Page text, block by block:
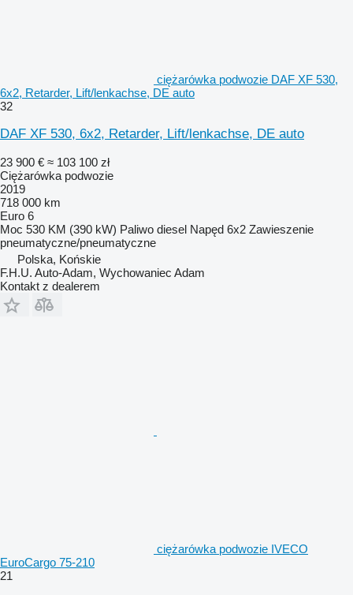
ciężarówka podwozie DAF XF 530,
6x2, Retarder, Lift/lenkachse, DE auto
32
DAF XF 530, 6x2, Retarder, Lift/lenkachse, DE auto
23 900 € ≈ 103 100 zł
Ciężarówka podwozie
2019
718 000 km
Euro 6
Moc 530 KM (390 kW) Paliwo diesel Napęd 6x2 Zawieszenie
pneumatyczne/pneumatyczne
Polska, Końskie
F.H.U. Auto-Adam, Wychowaniec Adam
Kontakt z dealerem
ciężarówka podwozie IVECO
EuroCargo 75-210
21